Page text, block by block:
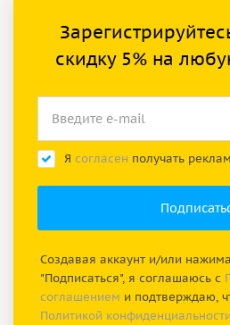
скидку 5% на
Я согласен получать
Создавая аккаунт и/или
"Подписаться", я соглашаюсь с
соглашением и подтверждаю,
Политикой конфиденциальности